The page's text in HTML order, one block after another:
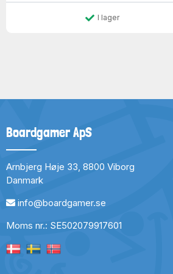
I lager
Boardgamer ApS
Arnbjerg Høje 33, 8800 Viborg
Danmark
info@boardgamer.se
Moms nr.: SE502079917601